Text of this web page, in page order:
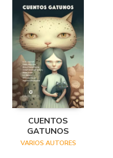
CUENTOS
GATUNOS
VARIOS AUTORES